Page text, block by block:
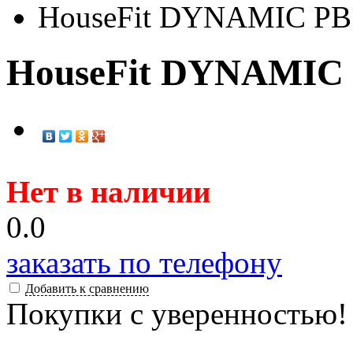
HouseFit DYNAMIC
HouseFit DYNAMIC
Нет в наличии
0.0
заказать по телефону
Добавить к сравнению
Покупки с уверенностью!